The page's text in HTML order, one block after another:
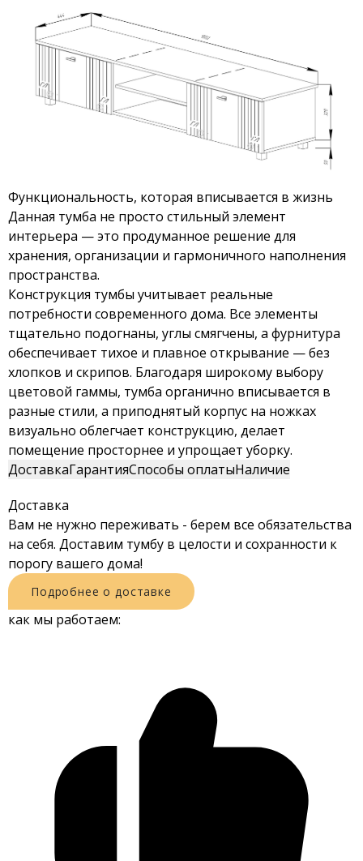
Функциональность, которая вписывается в жизнь
Данная тумба не просто стильный элемент
интерьера — это продуманное решение для
хранения, организации и гармоничного наполнения
пространства.
Конструкция тумбы учитывает реальные
потребности современного дома. Все элементы
тщательно подогнаны, углы смягчены, а фурнитура
обеспечивает тихое и плавное открывание — без
хлопков и скрипов. Благодаря широкому выбору
цветовой гаммы, тумба органично вписывается в
разные стили, а приподнятый корпус на ножках
визуально облегчает конструкцию, делает
помещение просторнее и упрощает уборку.
ДоставкаГарантияСпособы оплатыНаличие
Доставка
Вам не нужно переживать - берем все обязательства
на себя. Доставим тумбу в целости и сохранности к
порогу вашего дома!
Подробнее о доставке
как мы работаем: